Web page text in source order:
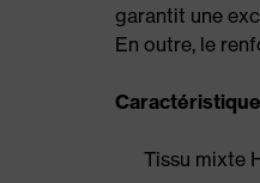
garantit une
En outre, le
Tissu mixte